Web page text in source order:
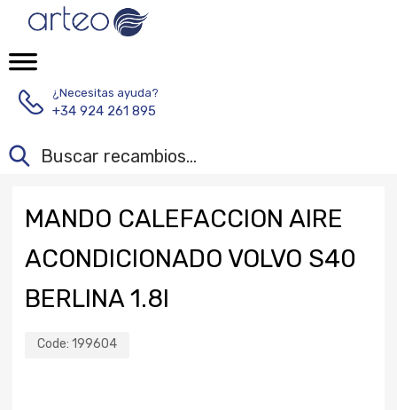
¿Necesitas ayuda?
+34 924 261 895
MANDO CALEFACCION AIRE
ACONDICIONADO VOLVO S40
BERLINA 1.8I
Code: 199604